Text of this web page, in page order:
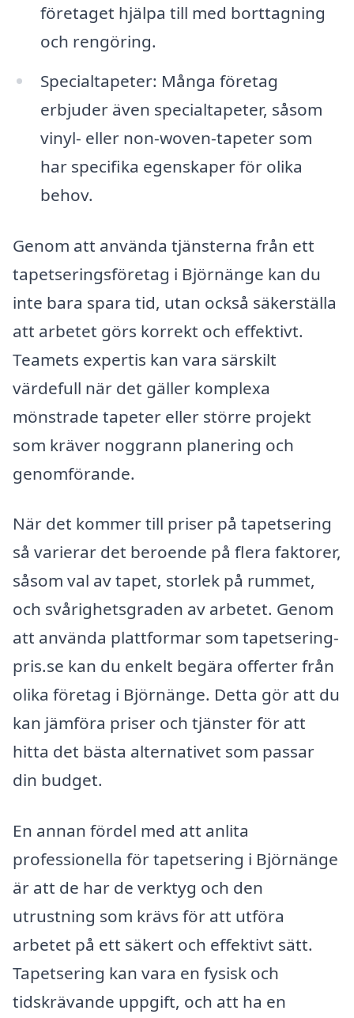
företaget hjälpa till med borttagning
och rengöring.
Specialtapeter: Många företag
erbjuder även specialtapeter, såsom
vinyl- eller non-woven-tapeter som
har specifika egenskaper för olika
behov.
Genom att använda tjänsterna från ett
tapetseringsföretag i Björnänge kan du
inte bara spara tid, utan också säkerställa
att arbetet görs korrekt och effektivt.
Teamets expertis kan vara särskilt
värdefull när det gäller komplexa
mönstrade tapeter eller större projekt
som kräver noggrann planering och
genomförande.
När det kommer till priser på tapetsering
så varierar det beroende på flera faktorer,
såsom val av tapet, storlek på rummet,
och svårighetsgraden av arbetet. Genom
att använda plattformar som tapetsering-
pris.se kan du enkelt begära offerter från
olika företag i Björnänge. Detta gör att du
kan jämföra priser och tjänster för att
hitta det bästa alternativet som passar
din budget.
En annan fördel med att anlita
professionella för tapetsering i Björnänge
är att de har de verktyg och den
utrustning som krävs för att utföra
arbetet på ett säkert och effektivt sätt.
Tapetsering kan vara en fysisk och
tidskrävande uppgift, och att ha en